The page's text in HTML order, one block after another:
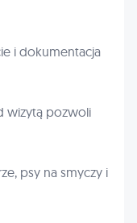
i dokumentacja
wizytą pozwoli
psy na smyczy i